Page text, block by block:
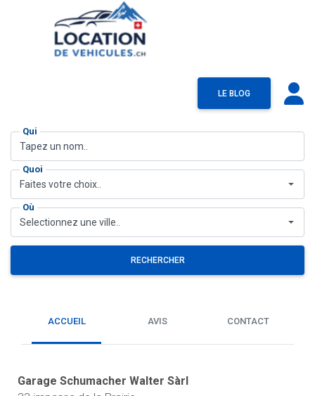
LE BLOG
Qui
Quoi
Faites votre choix..
Où
Selectionnez une ville..
RECHERCHER
ACCUEIL AVIS CONTACT
Garage Schumacher Walter Sàrl